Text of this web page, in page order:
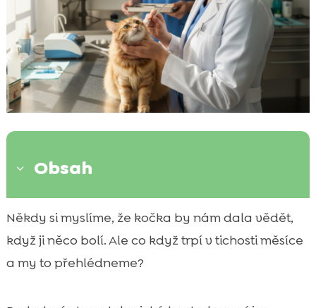
3 Obsah
 Proč je zdravý chrup kočky zásadní pro její
celkové zdraví
stomatologická kontrola kočky: kdy a jak
Někdy si myslíme, že kočka by nám dala vědět,
když ji něco bolí. Ale co když trpí v tichosti měsíce
a my to přehlédneme?